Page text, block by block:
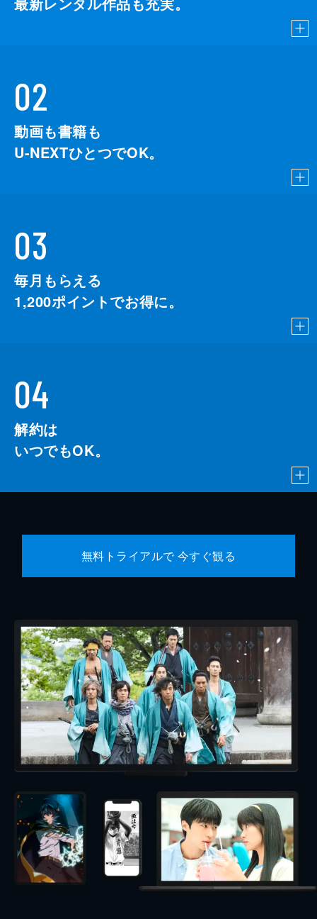
02
動画も書籍も
U-NEXTひとつでOK。
03
毎月もらえる
1,200ポイントでお得に。
04
解約は
いつでもOK。
無料トライアルで 今すぐ観る